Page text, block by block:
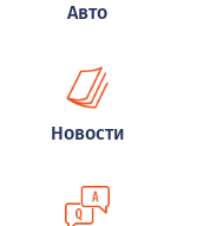
Авто
Новости